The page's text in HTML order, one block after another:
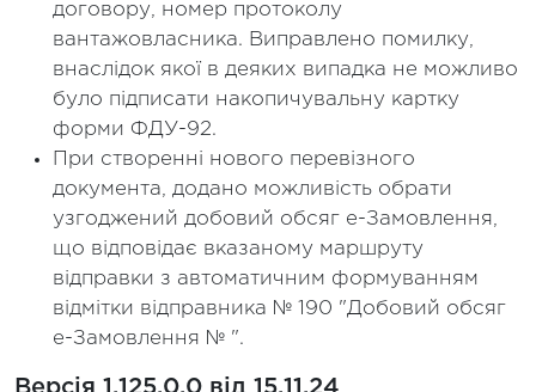
договору, номер протоколу
вантажовласника. Виправлено помилку,
внаслідок якої в деяких випадка не можливо
було підписати накопичувальну картку
форми ФДУ-92.
При створенні нового перевізного
документа, додано можливість обрати
узгоджений добовий обсяг е-Замовлення,
що відповідає вказаному маршруту
відправки з автоматичним формуванням
відмітки відправника № 190 "Добовий обсяг
е-Замовлення № ".
Версія 1.125.0.0 від 15.11.24